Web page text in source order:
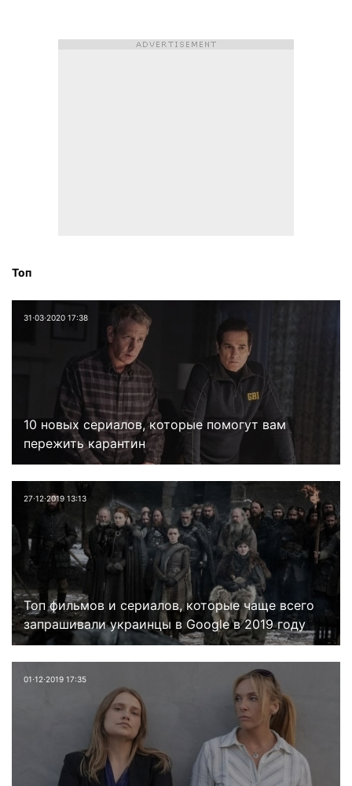
Топ
31⋅03⋅2020 17:38
10 новых сериалов, которые помогут вам
пережить карантин
27⋅12⋅2019 13:13
Топ фильмов и сериалов, которые чаще всего
запрашивали украинцы в Google в 2019 году
01⋅12⋅2019 17:35